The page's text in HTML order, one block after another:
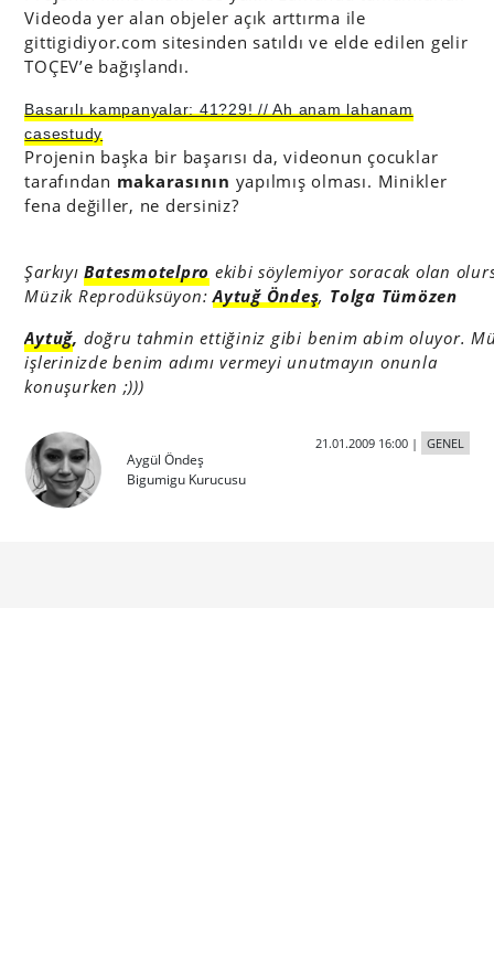
Videoda yer alan objeler açık arttırma ile
gittigidiyor.com sitesinden satıldı ve elde edilen gelir
TOÇEV’e bağışlandı.
Basarılı kampanyalar: 41?29! // Ah anam lahanam
casestudy
Projenin başka bir başarısı da, videonun çocuklar
tarafından makarasının yapılmış olması. Minikler
fena değiller, ne dersiniz?
ŞarkıyıBatesmotelpro ekibi söylemiyor soracak olan
Müzik Reprodüksüyon:Aytuğ Öndeş, Tolga Tümözen
Aytuğ, doğru tahmin ettiğiniz gibi benim abim oluyor.
işlerinizde benim adımı vermeyi unutmayın onunla
konuşurken ;)))
Aygül Öndeş
Bigumigu Kurucusu
21.01.2009 16:00| GENEL